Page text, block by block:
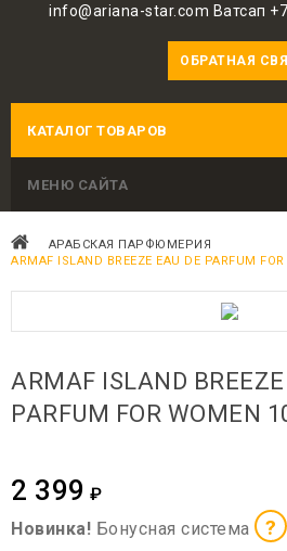
info@ariana-star.com Ватсап
ОБРАТНАЯ
КАТАЛОГ ТОВАРОВ
МЕНЮ САЙТА
АРАБСКАЯ ПАРФЮМЕРИЯ
ARMAF ISLAND BREEZE EAU DE PARFUM
ARMAF ISLAND
PARFUM FOR WOMEN
2 399 ₽
Новинка! Бонусная система ?